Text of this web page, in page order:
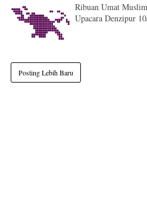
Ribuan Umat
Upacara Denzipur
Posting Lebih Baru